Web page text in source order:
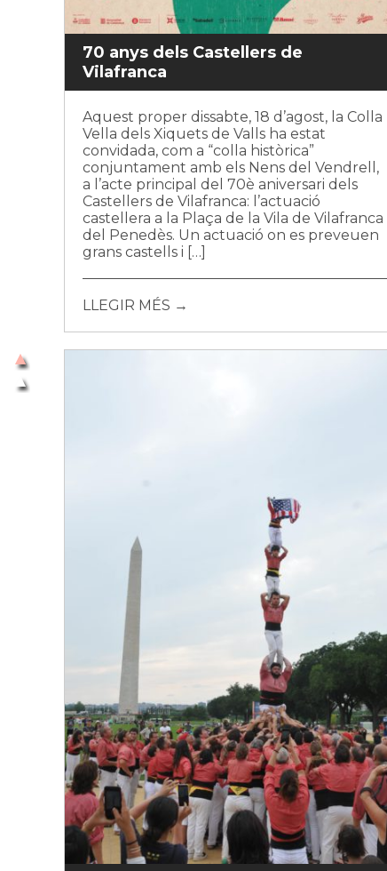
70 anys dels Castellers de
Vilafranca
Aquest proper dissabte, 18 d’agost, la Colla
Vella dels Xiquets de Valls ha estat
convidada, com a “colla històrica”
conjuntament amb els Nens del Vendrell,
a l’acte principal del 70è aniversari dels
Castellers de Vilafranca: l’actuació
castellera a la Plaça de la Vila de Vilafranca
del Penedès. Un actuació on es preveuen
grans castells i […]
LLEGIR MÉS →